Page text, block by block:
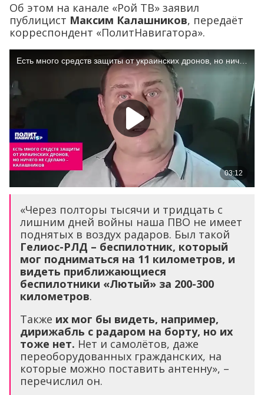
Об этом на канале «Рой ТВ» заявил
публицист Максим Калашников, передаёт
корреспондент «ПолитНавигатора».
«Через полторы тысячи и тридцать с
лишним дней войны наша ПВО не имеет
поднятых в воздух радаров. Был такой
Гелиос-РЛД – беспилотник, который
мог подниматься на 11 километров, и
видеть приближающиеся
беспилотники «Лютый» за 200-300
километров.
Также их мог бы видеть, например,
дирижабль с радаром на борту, но их
тоже нет. Нет и самолётов, даже
переоборудованных гражданских, на
которые можно поставить антенну», –
перечислил он.